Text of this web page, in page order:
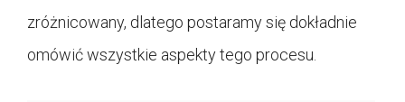
zróżnicowany, dlatego postaramy się dokładnie
omówić wszystkie aspekty tego procesu.